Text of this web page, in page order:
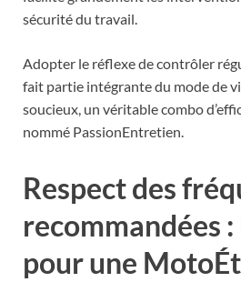
sécurité du travail.
Adopter le réflexe de contrôler
fait partie intégrante du mode de
soucieux, un véritable combo
nommé PassionEntretien.
Respect des
recommandées
pour une